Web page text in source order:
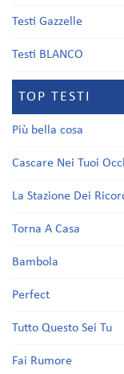
Testi Gazzelle
Testi BLANCO
TOP TESTI
Più bella cosa
Cascare Nei Tuoi
La Stazione Dei
Torna A Casa
Bambola
Perfect
Tutto Questo Sei Tu
Fai Rumore